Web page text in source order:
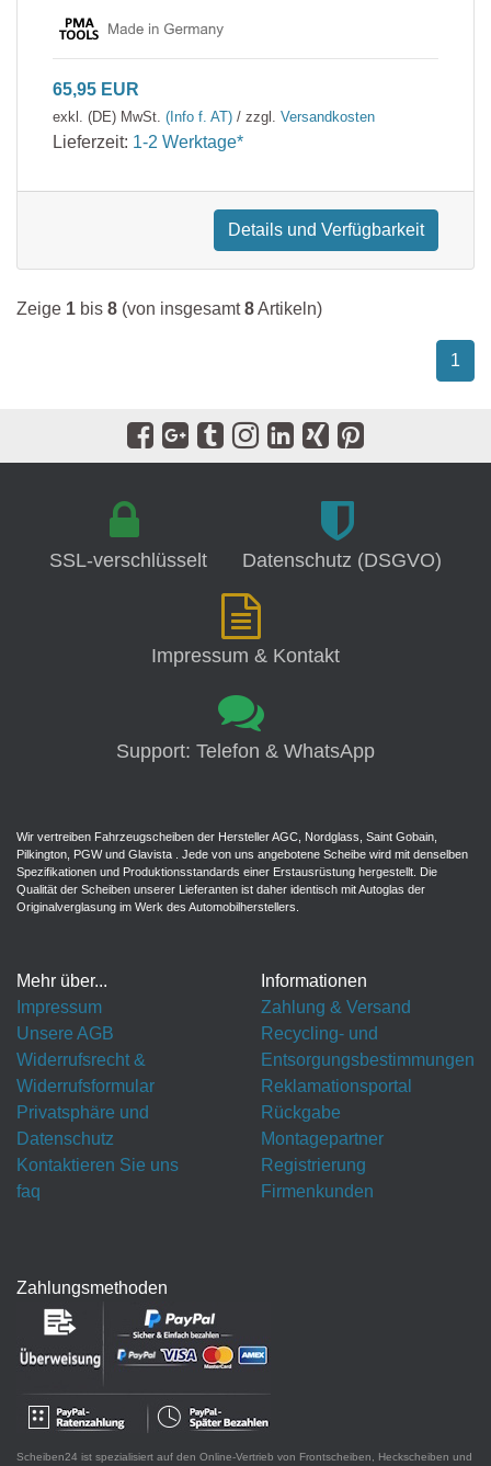
65,95 EUR
exkl. (DE) MwSt. (Info f. AT) / zzgl. Versandkosten
Lieferzeit: 1-2 Werktage*
Details und Verfügbarkeit
Zeige 1 bis 8 (von insgesamt8Artikeln)
1
SSL-verschlüsselt Datenschutz (DSGVO)
Impressum & Kontakt
Support: Telefon & WhatsApp
Wir vertreiben Fahrzeugscheiben der Hersteller AGC, Nordglass, Saint Gobain,
Pilkington, PGW und Glavista . Jede von uns angebotene Scheibe wird mit denselben
Spezifikationen und Produktionsstandards einer Erstausrüstung hergestellt. Die
Qualität der Scheiben unserer Lieferanten ist daher identisch mit Autoglas der
Originalverglasung im Werk des Automobilherstellers.
Mehr über...
Impressum
Unsere AGB
Widerrufsrecht &
Widerrufsformular
Privatsphäre und
Datenschutz
Kontaktieren Sie uns
faq
Informationen
Zahlung & Versand
Recycling- und
Entsorgungsbestimmungen
Reklamationsportal
Rückgabe
Montagepartner
Registrierung
Firmenkunden
Zahlungsmethoden
Scheiben24 ist spezialisiert auf den Online-Vertrieb von Frontscheiben, Heckscheiben und